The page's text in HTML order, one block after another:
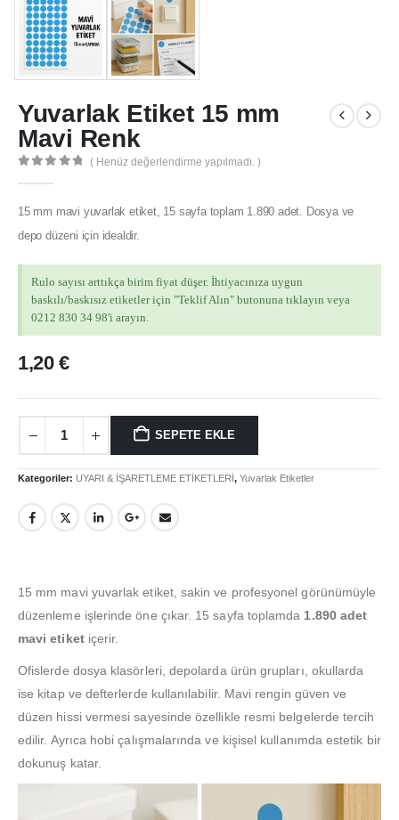
Yuvarlak Etiket 15 mm
Mavi Renk
( Henüz değerlendirme yapılmadı. )
15 mm mavi yuvarlak etiket, 15 sayfa toplam 1.890 adet. Dosya ve
depo düzeni için idealdir.
Rulo sayısı arttıkça birim fiyat düşer. İhtiyacınıza uygun
baskılı/baskısız etiketler için "Teklif Alın" butonuna tıklayın veya
0212 830 34 98'i arayın.
1,20 €
SEPETE EKLE
Kategoriler: UYARI & İŞARETLEME ETİKETLERİ , Yuvarlak Etiketler
15 mm mavi yuvarlak etiket, sakin ve profesyonel görünümüyle
düzenleme işlerinde öne çıkar. 15 sayfa toplamda 1.890 adet
mavi etiketiçerir.
Ofislerde dosya klasörleri, depolarda ürün grupları, okullarda
ise kitap ve defterlerde kullanılabilir. Mavi rengin güven ve
düzen hissi vermesi sayesinde özellikle resmi belgelerde tercih
edilir. Ayrıca hobi çalışmalarında ve kişisel kullanımda estetik bir
dokunuş katar.